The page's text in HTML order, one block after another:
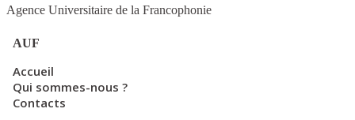
Agence Universitaire de la Francophonie
AUF
Accueil
Qui sommes-nous ?
Contacts